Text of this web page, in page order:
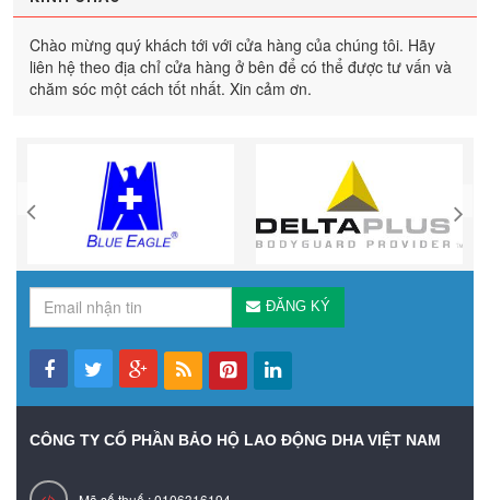
Chào mừng quý khách tới với cửa hàng của chúng tôi. Hãy
liên hệ theo địa chỉ cửa hàng ở bên để có thể được tư vấn và
chăm sóc một cách tốt nhất. Xin cảm ơn.
ĐĂNG KÝ
CÔNG TY CỔ PHẦN BẢO HỘ LAO ĐỘNG DHA VIỆT NAM